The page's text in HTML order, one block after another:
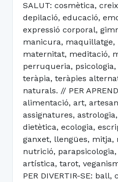
SALUT: cosmètica,
depilació, educació,
expressió corporal,
manicura, maquillatge,
maternitat, meditació,
perruqueria,
teràpia, teràpies
naturals. // PER
alimentació, art,
assignatures,
dietètica, ecologia,
ganxet, llengües, mitja,
nutrició,
artística, tarot,
PER DIVERTIR-SE: